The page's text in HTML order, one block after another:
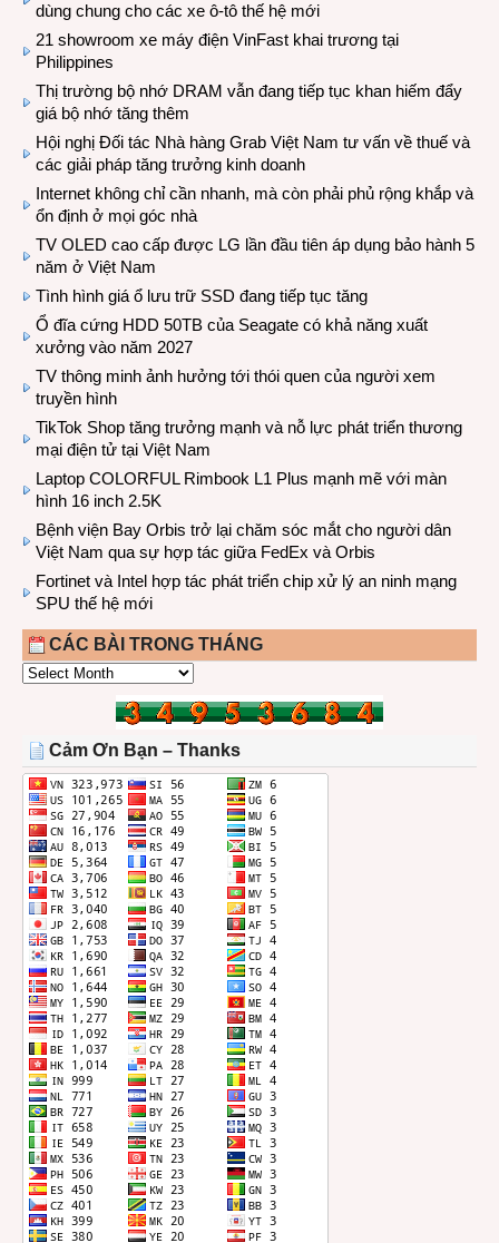
dùng chung cho các xe ô-tô thế hệ mới
21 showroom xe máy điện VinFast khai trương tại
Philippines
Thị trường bộ nhớ DRAM vẫn đang tiếp tục khan hiếm đẩy
giá bộ nhớ tăng thêm
Hội nghị Đối tác Nhà hàng Grab Việt Nam tư vấn về thuế và
các giải pháp tăng trưởng kinh doanh
Internet không chỉ cần nhanh, mà còn phải phủ rộng khắp và
ổn định ở mọi góc nhà
TV OLED cao cấp được LG lần đầu tiên áp dụng bảo hành 5
năm ở Việt Nam
Tình hình giá ổ lưu trữ SSD đang tiếp tục tăng
Ổ đĩa cứng HDD 50TB của Seagate có khả năng xuất
xưởng vào năm 2027
TV thông minh ảnh hưởng tới thói quen của người xem
truyền hình
TikTok Shop tăng trưởng mạnh và nỗ lực phát triển thương
mại điện tử tại Việt Nam
Laptop COLORFUL Rimbook L1 Plus mạnh mẽ với màn
hình 16 inch 2.5K
Bệnh viện Bay Orbis trở lại chăm sóc mắt cho người dân
Việt Nam qua sự hợp tác giữa FedEx và Orbis
Fortinet và Intel hợp tác phát triển chip xử lý an ninh mạng
SPU thế hệ mới
CÁC BÀI TRONG THÁNG
CÁC
THÁNG
Cảm Ơn Bạn – Thanks